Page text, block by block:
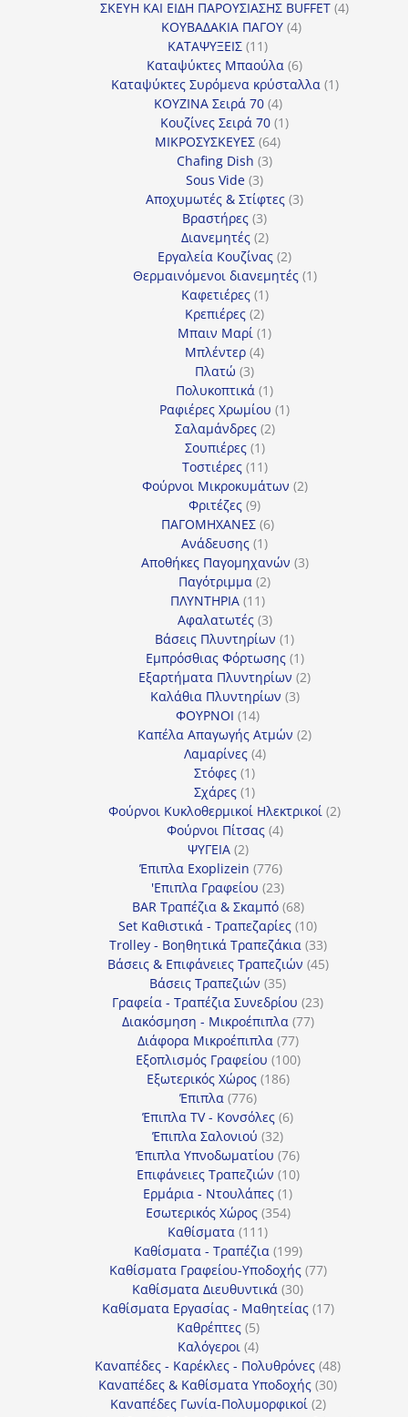
προϊόν
ΣΚΕΥΗ ΚΑΙ ΕΙΔΗ ΠΑΡΟΥΣΙΑΣΗΣ BUFFET 44
ΚΟΥΒΑΔΑΚΙΑ ΠΑΓΟΥ 44
ΚΑΤΑΨΥΞΕΙΣ 1111
προϊόντα
Καταψύκτες Μπαούλα 66
προϊόντα
Καταψύκτες Συρόμενα κρύσταλλα 11
ΚΟΥΖΙΝΑ Σειρά 70 44
προϊόντα
Κουζίνες Σειρά 70 11
ΜΙΚΡΟΣΥΣΚΕΥΕΣ 6464
Chafing Dish 33
Sous Vide 33
προϊόντα
Αποχυμωτές & Στίφτες 33
Βραστήρες 33
προϊόντα
Διανεμητές 22
προϊόντα
Εργαλεία Κουζίνας 22
προϊόντα
Θερμαινόμενοι διανεμητές 11
Καφετιέρες 11
προϊόν
Κρεπιέρες 22
προϊόντα
Μπαιν Μαρί 11
Μπλέντερ 44
Πλατώ 33
προϊόντα
Πολυκοπτικά 11
προϊόν
Ραφιέρες Χρωμίου 11
Σαλαμάνδρες 22
Σουπιέρες 11
προϊόν
Τοστιέρες 1111
προϊόντα
Φούρνοι Μικροκυμάτων 22
Φριτέζες 99
προϊόντα
ΠΑΓΟΜΗΧΑΝΕΣ 66
Ανάδευσης 11
προϊόν
Αποθήκες Παγομηχανών 33
Παγότριμμα 22
ΠΛΥΝΤΗΡΙΑ 1111
προϊόντα
Αφαλατωτές 33
προϊόντα
Βάσεις Πλυντηρίων 11
προϊόν
Εμπρόσθιας Φόρτωσης 11
προϊόν
Εξαρτήματα Πλυντηρίων 22
Καλάθια Πλυντηρίων 33
ΦΟΥΡΝΟΙ 1414
προϊόντα
Καπέλα Απαγωγής Ατμών 22
Λαμαρίνες 44
Στόφες 11
προϊόν
Σχάρες 11
προϊόν
Φούρνοι Κυκλοθερμικοί Ηλεκτρικοί 22
Φούρνοι Πίτσας 44
ΨΥΓΕΙΑ 22
προϊόντα
Έπιπλα Exoplizein 776776
προϊόντα
'Επιπλα Γραφείου 2323
προϊόντα
BAR Τραπέζια & Σκαμπό 6868
προϊόντα
Set Καθιστικά - Τραπεζαρίες 1010
προϊόντα
Trolley - Βοηθητικά Τραπεζάκια 3333
προϊόντα
Βάσεις & Επιφάνειες Τραπεζιών 4545
Βάσεις Τραπεζιών 3535
προϊόντα
Γραφεία - Τραπέζια Συνεδρίου 2323
Διακόσμηση - Μικροέπιπλα 7777
Διάφορα Μικροέπιπλα 7777
προϊόντα
Εξοπλισμός Γραφείου 100100
Εξωτερικός Χώρος 186186
Έπιπλα 776776
προϊόντα
Έπιπλα TV - Κονσόλες 66
Έπιπλα Σαλονιού 3232
προϊόντα
Έπιπλα Υπνοδωματίου 7676
προϊόντα
Επιφάνειες Τραπεζιών 1010
Ερμάρια - Ντουλάπες 11
προϊόν
Εσωτερικός Χώρος 354354
Καθίσματα 111111
προϊόντα
Καθίσματα - Τραπέζια 199199
προϊόντα
Καθίσματα Γραφείου-Υποδοχής 7777
Καθίσματα Διευθυντικά 3030
προϊόντα
Καθίσματα Εργασίας - Μαθητείας 1717
Καθρέπτες 55
προϊόντα
Καλόγεροι 44
προϊόντα
Καναπέδες - Καρέκλες - Πολυθρόνες 4848
προϊόντα
Καναπέδες & Καθίσματα Υποδοχής 3030
Καναπέδες Γωνία-Πολυμορφικοί 22